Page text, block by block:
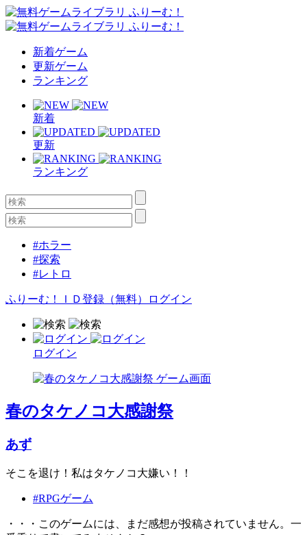
新着ゲーム
更新ゲーム
ランキング
新着
更新
ランキング
#ホラー
#探索
#レトロ
ふりーむ！ＩＤ登録（無料） ログイン
ログイン
春のタケノコ大感謝祭
あず
そこを退け！私はタケノコ大嫌い！！
#RPGゲーム
・・・このゲームには、まだ感想が投稿されていません。一